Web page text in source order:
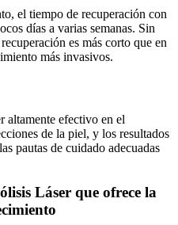
el tiempo de recuperación con
días a varias semanas. Sin
es más corto que en
más invasivos.
altamente efectivo en el
de la piel, y los resultados
pautas de cuidado adecuadas
Láser que ofrece la